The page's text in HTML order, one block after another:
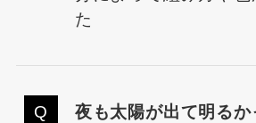
た
夜も太陽が出て明るか